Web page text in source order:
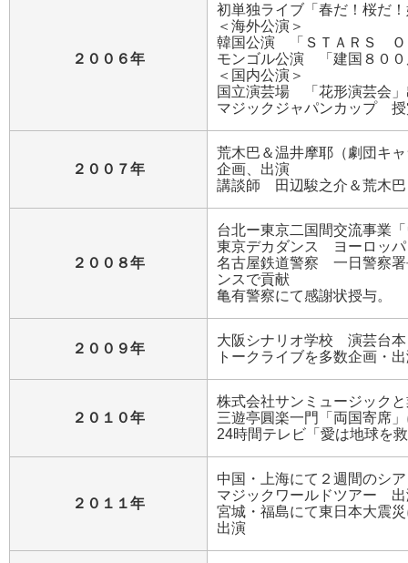
２００６年
初単独ライブ「春だ！桜だ
＜海外公演＞
韓国公演 「ＳＴＡＲＳ
モンゴル公演 「建国８０
＜国内公演＞
国立演芸場 「花形演芸会」
マジックジャパンカップ 授
２００７年
荒木巴＆温井摩耶（劇団キ
企画、出演
講談師 田辺駿之介＆荒木
２００８年
台北ー東京二国間交流事業
東京デカダンス ヨーロッ
名古屋鉄道警察 一日警察署
ンスで貢献
亀有警察にて感謝状授与。
２００９年
大阪シナリオ学校 演芸台本
トークライブを多数企画・
２０１０年
株式会社サンミュージック
三遊亭圓楽一門「両国寄席
24時間テレビ「愛は地球を
２０１１年
中国・上海にて２週間のシ
マジックワールドツアー
宮城・福島にて東日本大震
出演